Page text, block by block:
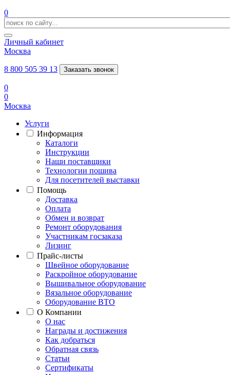
0
Личный кабинет
Москва
8 800 505 39 13 Заказать звонок
0
0
Москва
Услуги
Информация
Каталоги
Инструкции
Наши поставщики
Технологии пошива
Для посетителей выставки
Помощь
Доставка
Оплата
Обмен и возврат
Ремонт оборудования
Участникам госзаказа
Лизинг
Прайс-листы
Швейное оборудование
Раскройное оборудование
Вышивальное оборудование
Вязальное оборудование
Оборудование ВТО
О Компании
О нас
Награды и достижения
Как добраться
Обратная связь
Статьи
Сертификаты